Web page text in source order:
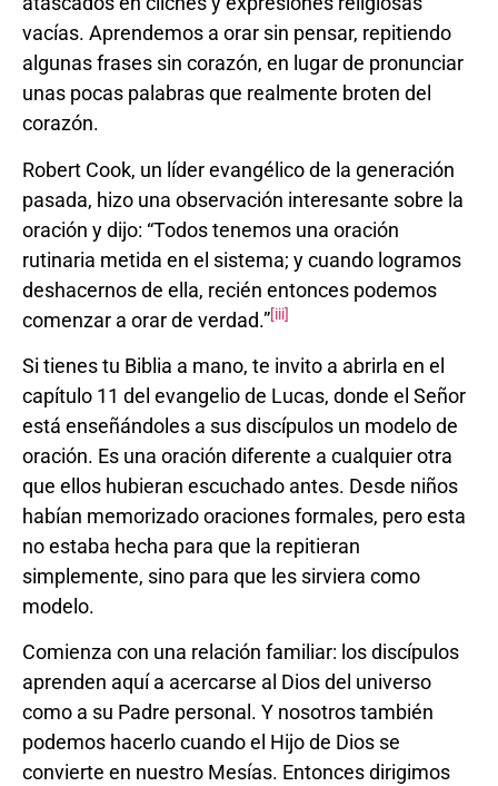
vacías. Aprendemos a orar sin pensar, repitiendo
algunas frases sin corazón, en lugar de pronunciar
unas pocas palabras que realmente broten del
corazón.
Robert Cook, un líder evangélico de la generación
pasada, hizo una observación interesante sobre la
oración y dijo: “Todos tenemos una oración
rutinaria metida en el sistema; y cuando logramos
deshacernos de ella, recién entonces podemos
comenzar a orar de verdad.”[iii]
Si tienes tu Biblia a mano, te invito a abrirla en el
capítulo 11 del evangelio de Lucas, donde el Señor
está enseñándoles a sus discípulos un modelo de
oración. Es una oración diferente a cualquier otra
que ellos hubieran escuchado antes. Desde niños
habían memorizado oraciones formales, pero esta
no estaba hecha para que la repitieran
simplemente, sino para que les sirviera como
modelo.
Comienza con una relación familiar: los discípulos
aprenden aquí a acercarse al Dios del universo
como a su Padre personal. Y nosotros también
podemos hacerlo cuando el Hijo de Dios se
convierte en nuestro Mesías. Entonces dirigimos